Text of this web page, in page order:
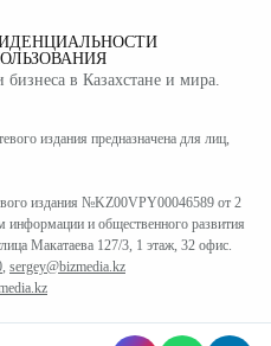
в Казахстане и мира.
издания предназначена для лиц,
издания №KZ00VPY00046589 от 2
и общественного развития
Макатаева 127/3, 1 этаж, 32 офис.
, sergey@bizmedia.kz